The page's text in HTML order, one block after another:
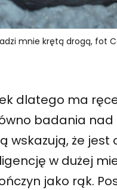
mnie krętą drogą, fot
dlatego ma
badania
wskazują, że jest
w dużej
jako rąk.